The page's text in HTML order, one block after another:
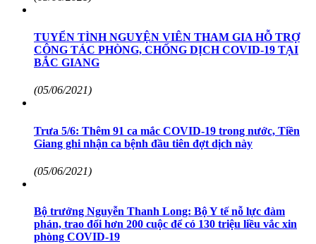
TUYỂN TÌNH NGUYỆN VIÊN THAM GIA HỖ TRỢ
CÔNG TÁC PHÒNG, CHỐNG DỊCH COVID-19 TẠI
BẮC GIANG
(05/06/2021)
Trưa 5/6: Thêm 91 ca mắc COVID-19 trong nước, Tiền
Giang ghi nhận ca bệnh đầu tiên đợt dịch này
(05/06/2021)
Bộ trưởng Nguyễn Thanh Long: Bộ Y tế nỗ lực đàm
phán, trao đổi hơn 200 cuộc để có 130 triệu liều vắc xin
phòng COVID-19